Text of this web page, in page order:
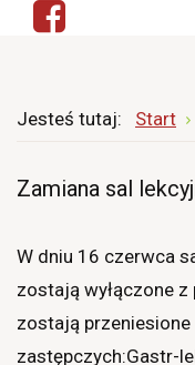
Jesteś tutaj: Start
Zamiana sal
W dniu 16 czerwca
zostają wyłączone
zostają
zastępczych:Gastr-